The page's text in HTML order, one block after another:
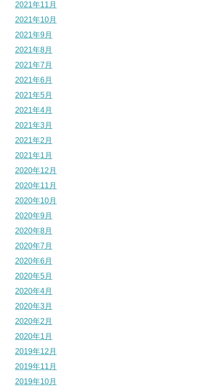
2021年11月
2021年10月
2021年9月
2021年8月
2021年7月
2021年6月
2021年5月
2021年4月
2021年3月
2021年2月
2021年1月
2020年12月
2020年11月
2020年10月
2020年9月
2020年8月
2020年7月
2020年6月
2020年5月
2020年4月
2020年3月
2020年2月
2020年1月
2019年12月
2019年11月
2019年10月